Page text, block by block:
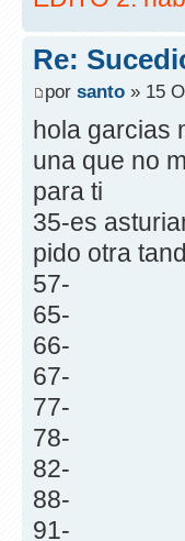
Re:
por santo » 15
hola garcias
una que no
para ti
35-es
pido otra
57-
65-
66-
67-
77-
78-
82-
88-
91-